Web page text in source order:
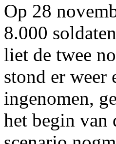
Op 28
8.000
liet de twee
stond er weer
ingenomen,
het begin van